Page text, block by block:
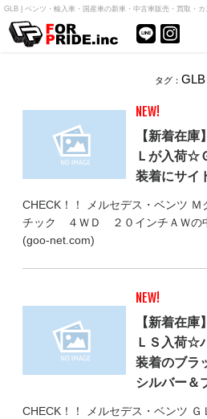
GLB | ベンツ・輸入車・国産車の新車・中古車販売・買取・
タグ： GLB
NEW!
【新着在
Ｌが入荷☆
装着にサイ
CHECK！！ メルセデス・ベンツ
チック ４ＷＤ ２０インチＡＷの
(goo-net.com)
NEW!
【新着在
ＬＳ入荷☆
装着のブラ
シルバー＆
CHECK！！ メルセデス・ベンツ